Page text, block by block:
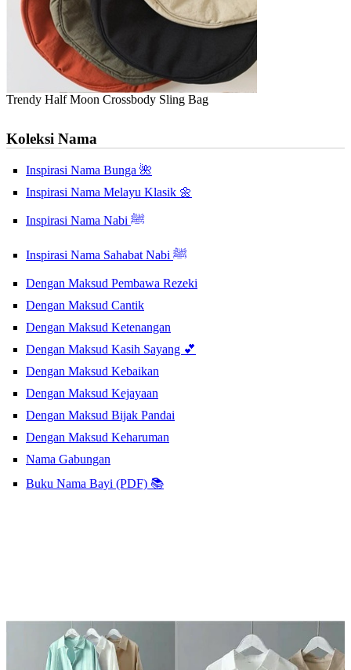
Trendy Half Moon Crossbody Sling Bag
Koleksi Nama
Inspirasi Nama Bunga 🌺
Inspirasi Nama Melayu Klasik 🌼
Inspirasi Nama Nabi ﷺ
Inspirasi Nama Sahabat Nabi ﷺ
Dengan Maksud Pembawa Rezeki
Dengan Maksud Cantik
Dengan Maksud Ketenangan
Dengan Maksud Kasih Sayang 💕
Dengan Maksud Kebaikan
Dengan Maksud Kejayaan
Dengan Maksud Bijak Pandai
Dengan Maksud Keharuman
Nama Gabungan
Buku Nama Bayi (PDF) 📚